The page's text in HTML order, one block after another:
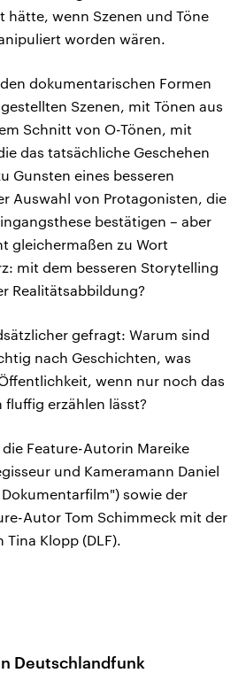
hätte, wenn Szenen und Töne
worden wären.
dokumentarischen Formen
Szenen, mit Tönen aus
Schnitt von O-Tönen, mit
das tatsächliche Geschehen
Gunsten eines besseren
Auswahl von Protagonisten, die
bestätigen – aber
gleichermaßen zu Wort
mit dem besseren Storytelling
Realitätsabbildung?
gefragt: Warum sind
nach Geschichten, was
wenn nur noch das
erzählen lässt?
Feature-Autorin Mareike
und Kameramann Daniel
sowie der
Autor Tom Schimmeck mit der
Tina Klopp (DLF).
Deutschlandfunk